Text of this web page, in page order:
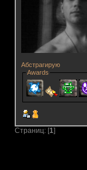
Абстрагирую
Awards
Страниц: [1]